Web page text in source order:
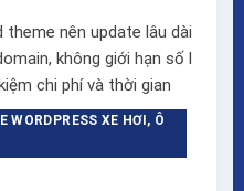
nên update lâu dài
không giới hạn số l
chi phí và thời gian
WORDPRESS XE HƠI, Ô